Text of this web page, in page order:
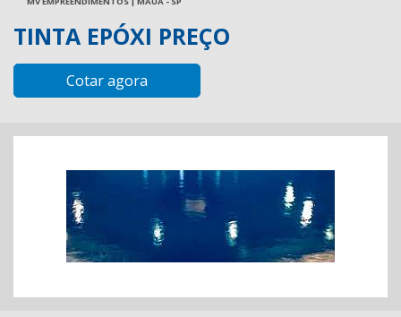
TINTA EPÓXI PREÇO
Cotar agora